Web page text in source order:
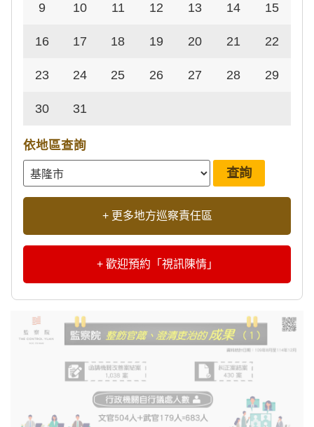
9 10 11 12 13 14 15
16 17 18 19 20 21 22
23 24 25 26 27 28 29
30 31
依地區查詢
+ 更多地方巡察責任區
+ 歡迎預約「視訊陳情」